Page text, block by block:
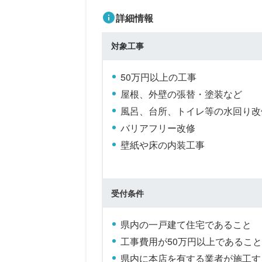
詳細情報
対象工事
50万円以上の工事
屋根、外壁の張替・塗装など
風呂、台所、トイレ等の水回り
バリアフリー改修
壁紙や床の内装工事
受付条件
県内の一戸建て住宅であること
工事費用が50万円以上であること
県内に本店を有する業者が施工